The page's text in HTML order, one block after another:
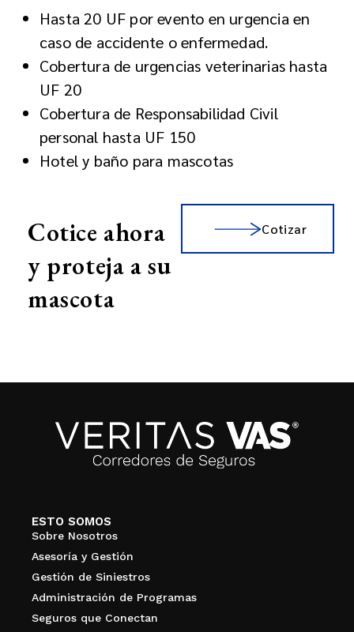
Hasta 20 UF por evento en urgencia en
caso de accidente o enfermedad.
Cobertura de urgencias veterinarias hasta
UF 20
Cobertura de Responsabilidad Civil
personal hasta UF 150
Hotel y baño para mascotas
Cotice ahora
y proteja a su
mascota
Cotizar
ESTO SOMOS
Sobre Nosotros
Asesoría y Gestión
Gestión de Siniestros
Administración de Programas
Seguros que Conectan